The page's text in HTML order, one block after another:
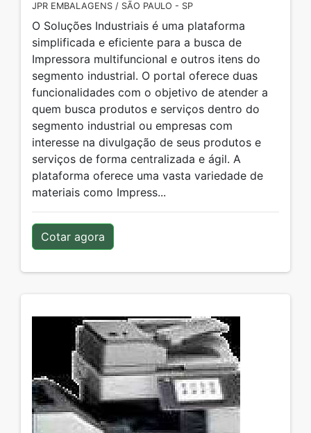
JPR EMBALAGENS / SÃO PAULO - SP
O Soluções Industriais é uma plataforma
simplificada e eficiente para a busca de
Impressora multifuncional e outros itens do
segmento industrial. O portal oferece duas
funcionalidades com o objetivo de atender a
quem busca produtos e serviços dentro do
segmento industrial ou empresas com
interesse na divulgação de seus produtos e
serviços de forma centralizada e ágil. A
plataforma oferece uma vasta variedade de
materiais como Impress...
Cotar agora